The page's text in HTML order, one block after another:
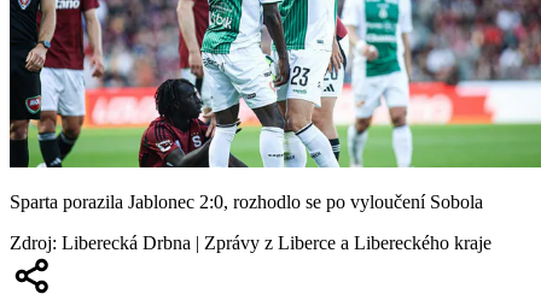
Sparta porazila Jablonec 2:0, rozhodlo se po vyloučení Sobola
Zdroj: Liberecká Drbna | Zprávy z Liberce a Libereckého kraje